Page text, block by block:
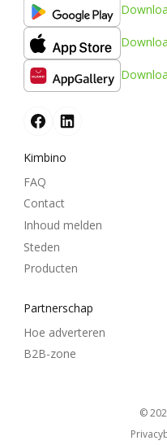
Kimbino
FAQ
Contact
Inhoud melden
Steden
Producten
Partnerschap
Hoe adverteren
B2B-zone
©